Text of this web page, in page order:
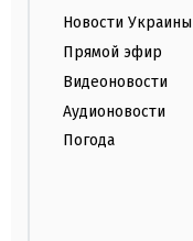
Новости Украины
Прямой эфир
Видеоновости
Аудионовости
Погода